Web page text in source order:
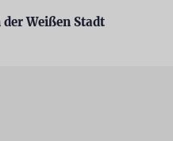
Weißen Stadt